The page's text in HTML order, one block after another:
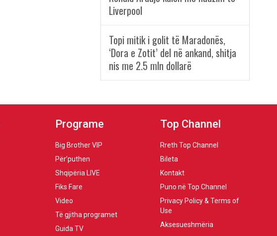
Liverpool
Topi mitik i golit të Maradonës,
‘Dora e Zotit’ del në ankand, shitja
nis me 2.5 mln dollarë
Programe
Big Brother VIP
Për’puthen
Shqipëria LIVE
Fiks Fare
Video
Të gjitha programet
Guida TV
Top Channel
Rreth Top Channel
Bileta
Kontakt
Puno në Top Channel
Privacy Policy & Terms of
Use
Aksesueshmëria